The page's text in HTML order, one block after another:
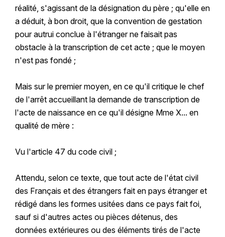
réalité, s'agissant de la désignation du père ; qu'elle en
a déduit, à bon droit, que la convention de gestation
pour autrui conclue à l'étranger ne faisait pas
obstacle à la transcription de cet acte ; que le moyen
n'est pas fondé ;
Mais sur le premier moyen, en ce qu'il critique le chef
de l'arrêt accueillant la demande de transcription de
l'acte de naissance en ce qu'il désigne Mme X... en
qualité de mère :
Vu l'article 47 du code civil ;
Attendu, selon ce texte, que tout acte de l'état civil
des Français et des étrangers fait en pays étranger et
rédigé dans les formes usitées dans ce pays fait foi,
sauf si d'autres actes ou pièces détenus, des
données extérieures ou des éléments tirés de l'acte